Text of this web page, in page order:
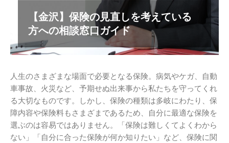
【金沢】保険の見直しを考えている
方への相談窓口ガイド
人生のさまざまな場面で必要となる保険。病気やケガ、自動
車事故、火災など、予期せぬ出来事から私たちを守ってくれ
る大切なものです。しかし、保険の種類は多岐にわたり、保
障内容や保険料もさまざまであるため、自分に最適な保険を
選ぶのは容易ではありません。「保険は難しくてよくわから
ない」「自分に合った保険が何か知りたい」など、保険に関